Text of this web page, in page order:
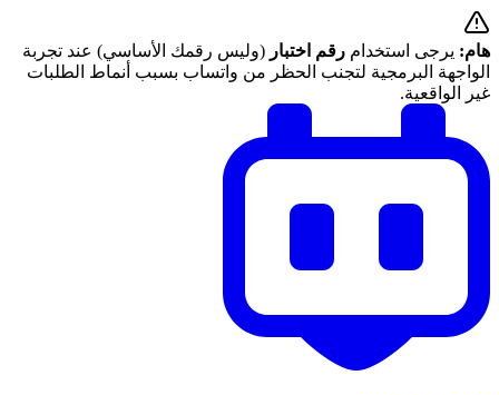
هام: يرجى استخدام رقم اختبار (وليس رقمك الأساسي) عند تجربة
الواجهة البرمجية لتجنب الحظر من واتساب بسبب أنماط الطلبات
غير الواقعية.